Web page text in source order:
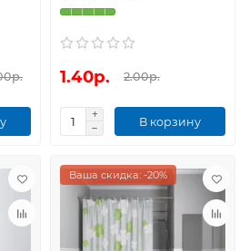
1.40р. 2.00р.
В корзину
Ваша скидка: -20%